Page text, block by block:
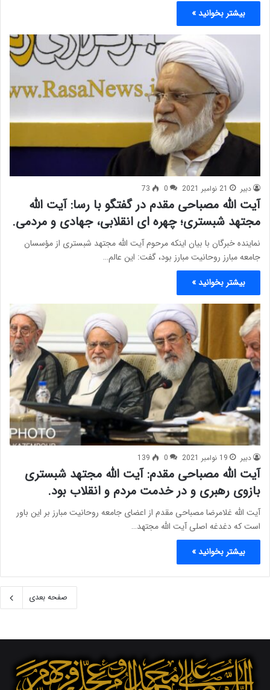
بیشتر بخوانید »
دبیر 21 نوامبر 2021 0
73
آیت الله مصباحی مقدم در گفتگو با رسا: آیت الله
مجتهد شبستری؛ چهره ای انقلابی، جهادی و مردمی.
نماینده خبرگان با بیان اینکه مرحوم آیت الله مجتهد شبستری از مؤسسان
جامعه مبارز روحانیت مبارز بود، گفت: این عالم…
بیشتر بخوانید »
دبیر 19 نوامبر 2021 0
139
آیت الله مصباحی مقدم: آیت الله مجتهد شبستری
بازوی رهبری و در خدمت مردم و انقلاب بود.
آیت الله غلامرضا مصباحی مقدم از اعضای جامعه روحانیت مبارز بر این باور
است که دغدغه اصلی آیت الله مجتهد…
بیشتر بخوانید »
صفحه بعدی